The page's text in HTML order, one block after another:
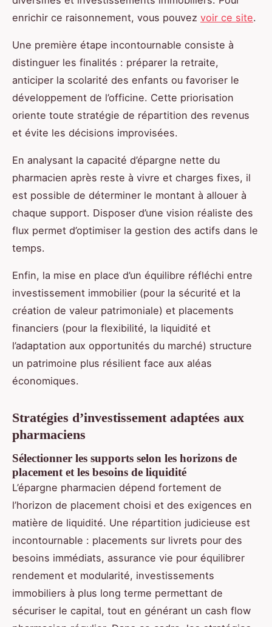
enrichir ce raisonnement, vous pouvez voir ce site.
Une première étape incontournable consiste à
distinguer les finalités : préparer la retraite,
anticiper la scolarité des enfants ou favoriser le
développement de l’officine. Cette priorisation
oriente toute stratégie de répartition des revenus
et évite les décisions improvisées.
En analysant la capacité d’épargne nette du
pharmacien après reste à vivre et charges fixes, il
est possible de déterminer le montant à allouer à
chaque support. Disposer d’une vision réaliste des
flux permet d’optimiser la gestion des actifs dans le
temps.
Enfin, la mise en place d’un équilibre réfléchi entre
investissement immobilier (pour la sécurité et la
création de valeur patrimoniale) et placements
financiers (pour la flexibilité, la liquidité et
l’adaptation aux opportunités du marché) structure
un patrimoine plus résilient face aux aléas
économiques.
Stratégies d’investissement adaptées aux
pharmaciens
Sélectionner les supports selon les horizons de
placement et les besoins de liquidité
L’épargne pharmacien dépend fortement de
l’horizon de placement choisi et des exigences en
matière de liquidité. Une répartition judicieuse est
incontournable : placements sur livrets pour des
besoins immédiats, assurance vie pour équilibrer
rendement et modularité, investissements
immobiliers à plus long terme permettant de
sécuriser le capital, tout en générant un cash flow